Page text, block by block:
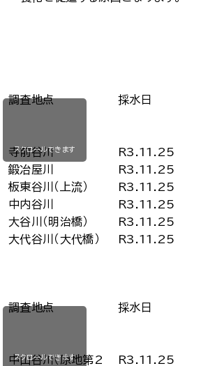
調査地点 採水日
寺前谷川
R3.11.25
鍛冶屋川
R3.11.25
板東谷川（上流）
R3.11.25
中内谷川
R3.11.25
大谷川（明治橋）
R3.11.25
大代谷川（大代橋） R3.11.25
スクロールできます
調査地点 採水日
中山谷川（原地第2
R3.11.25
スクロールできます